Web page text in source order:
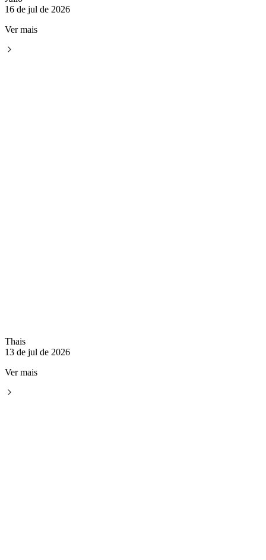
16 de jul de 2026
Ver mais
Thais
13 de jul de 2026
Ver mais